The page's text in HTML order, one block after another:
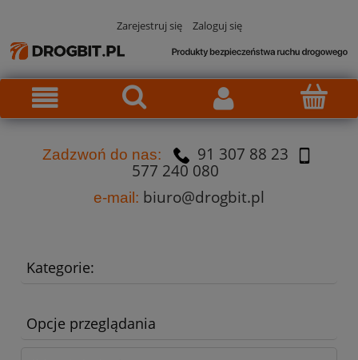
Zarejestruj się Zaloguj się
Zadzwoń do nas:
91 307 88 23
577 240 080
e-mail: biuro@drogbit.pl
Kategorie:
Opcje przeglądania